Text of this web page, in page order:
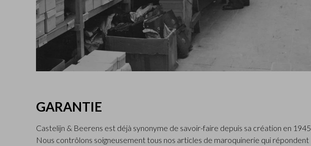
GARANTIE
Castelijn & Beerens est déjà synonyme de savoir-faire depuis sa création en 1945.
Nous contrôlons soigneusement tous nos articles de maroquinerie qui répondent